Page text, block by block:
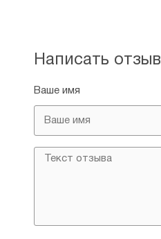
Написать отзыв
Ваше имя